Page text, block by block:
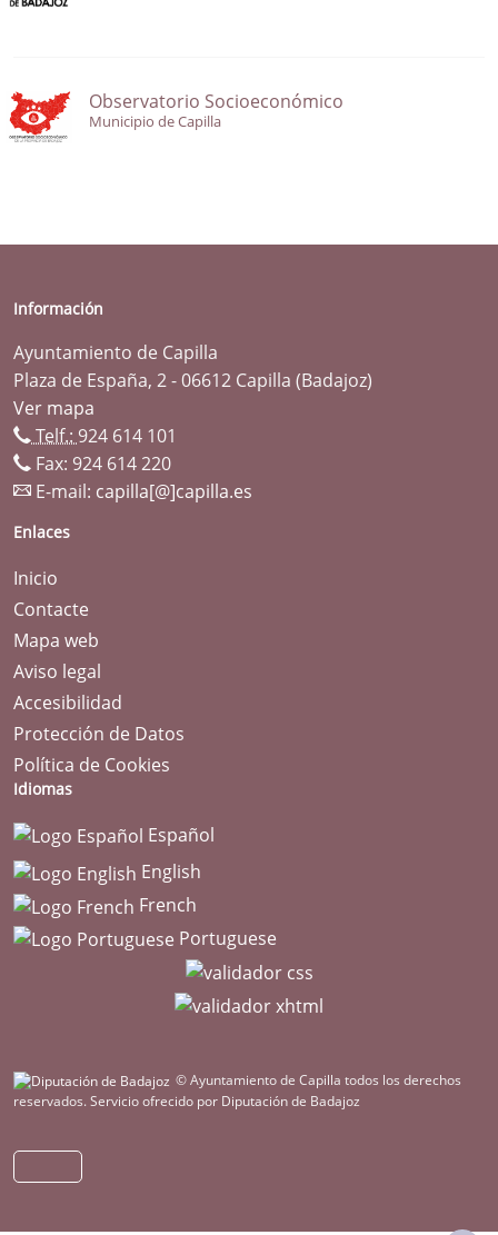
Observatorio Socioeconómico
Municipio de Capilla
Información
Ayuntamiento de Capilla
Plaza de España, 2 - 06612 Capilla (Badajoz)
Ver mapa
Telf.: 924 614 101
Fax: 924 614 220
E-mail: capilla[@]capilla.es
Enlaces
Inicio
Contacte
Mapa web
Aviso legal
Accesibilidad
Protección de Datos
Política de Cookies
Idiomas
Español
English
French
Portuguese
© Ayuntamiento de Capilla todos los derechos
reservados.Servicio ofrecido por Diputación de Badajoz